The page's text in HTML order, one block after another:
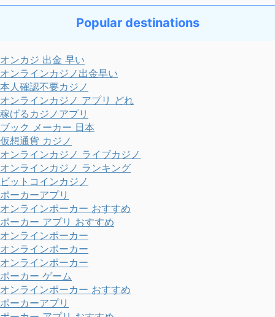
Popular destinations
オンカジ 出金 早い
オンラインカジノ出金早い
本人確認不要カジノ
オンラインカジノ アプリ どれ
稼げるカジノアプリ
ブック メーカー 日本
仮想通貨 カジノ
オンラインカジノ ライブカジノ
オンラインカジノ ランキング
ビットコインカジノ
ポーカーアプリ
オンラインポーカー おすすめ
ポーカー アプリ おすすめ
オンラインポーカー
オンラインポーカー
オンラインポーカー
ポーカー ゲーム
オンラインポーカー おすすめ
ポーカーアプリ